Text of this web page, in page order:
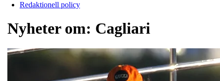
Redaktionell policy
Nyheter om: Cagliari